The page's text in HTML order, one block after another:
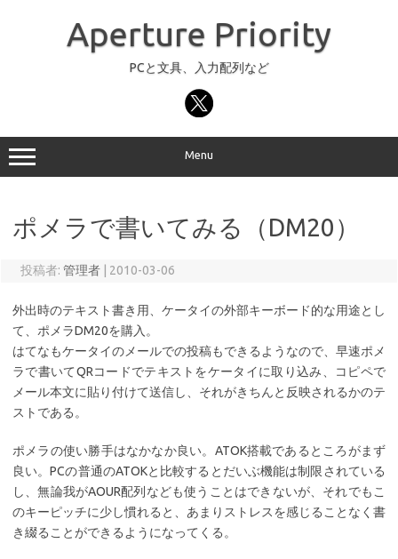
Aperture Priority
PCと文具、入力配列など
Menu
ポメラで書いてみる（DM20）
投稿者: 管理者 2010-03-06
外出時のテキスト書き用、ケータイの外部キーボード的な用途とし
て、ポメラDM20を購入。
はてなもケータイのメールでの投稿もできるようなので、早速ポメ
ラで書いてQRコードでテキストをケータイに取り込み、コピペで
メール本文に貼り付けて送信し、それがきちんと反映されるかのテ
ストである。
ポメラの使い勝手はなかなか良い。ATOK搭載であるところがまず
良い。PCの普通のATOKと比較するとだいぶ機能は制限されている
し、無論我がAOUR配列なども使うことはできないが、それでもこ
のキーピッチに少し慣れると、あまりストレスを感じることなく書
き綴ることができるようになってくる。